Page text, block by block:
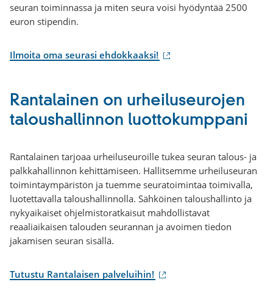
seuran toiminnassa ja miten seura voisi hyödyntää 2500
euron stipendin.
Ilmoita oma seurasi ehdokkaaksi! (ulkoinen
Rantalainen on urheiluseurojen
taloushallinnon luottokumppani
Rantalainen tarjoaa urheiluseuroille tukea seuran talous- ja
palkkahallinnon kehittämiseen. Hallitsemme urheiluseuran
toimintaympäristön ja tuemme seuratoimintaa toimivalla,
luotettavalla taloushallinnolla. Sähköinen taloushallinto ja
nykyaikaiset ohjelmistoratkaisut mahdollistavat
reaaliaikaisen talouden seurannan ja avoimen tiedon
jakamisen seuran sisällä.
Tutustu Rantalaisen palveluihin! (ulkoinen